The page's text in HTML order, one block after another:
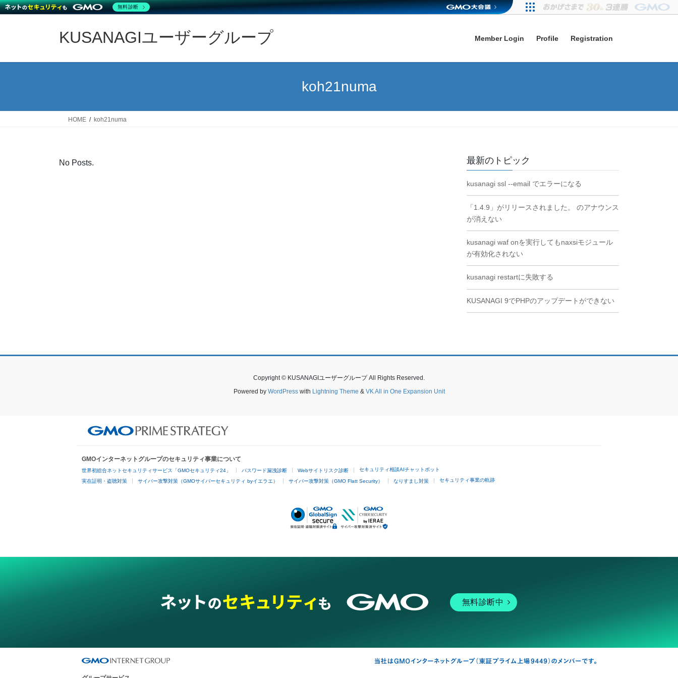
KUSANAGIユーザーグループ Member Login Profile Registration
koh21numa
HOME koh21numa
No Posts. 最新のトピック
kusanagi ssl --email でエラーになる
「1.4.9」がリリースされました。 のアナウンス
が消えない
kusanagi waf onを実行してもnaxsiモジュール
が有効化されない
kusanagi restartに失敗する
KUSANAGI 9でPHPのアップデートができない
Copyright © KUSANAGIユーザーグループ All Rights Reserved.
Powered by WordPresswith Lightning Theme & VK All in One Expansion Unit
GMOインターネットグループのセキュリティ事業について
世界初総合ネットセキュリティサービス「GMOセキュリティ24」 パスワード漏洩診断 Webサイトリスク診断 セキュリティ相談AIチャットボット
実在証明・盗聴対策 サイバー攻撃対策（GMOサイバーセキュリティ byイエラエ） サイバー攻撃対策（GMO Flatt Security） なりすまし対策 セキュリティ事業の軌跡
無料診断中
無料診断